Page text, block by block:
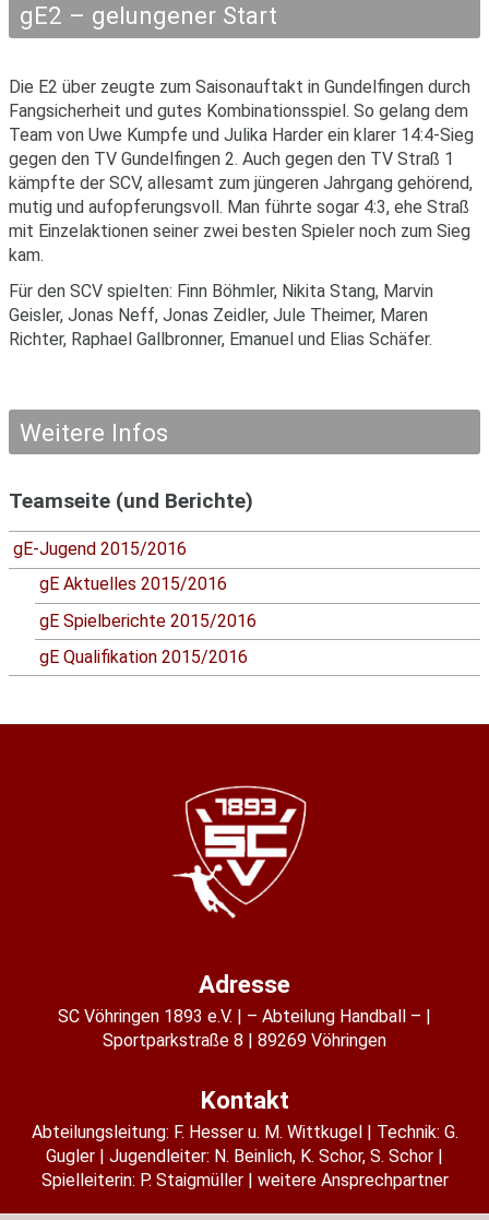
gE2 – gelungener Start
Die E2 über zeugte zum Saisonauftakt in Gundelfingen durch
Fangsicherheit und gutes Kombinationsspiel. So gelang dem
Team von Uwe Kumpfe und Julika Harder ein klarer 14:4-Sieg
gegen den TV Gundelfingen 2. Auch gegen den TV Straß 1
kämpfte der SCV, allesamt zum jüngeren Jahrgang gehörend,
mutig und aufopferungsvoll. Man führte sogar 4:3, ehe Straß
mit Einzelaktionen seiner zwei besten Spieler noch zum Sieg
kam.
Für den SCV spielten: Finn Böhmler, Nikita Stang, Marvin
Geisler, Jonas Neff, Jonas Zeidler, Jule Theimer, Maren
Richter, Raphael Gallbronner, Emanuel und Elias Schäfer.
Weitere Infos
Teamseite (und Berichte)
gE-Jugend 2015/2016
gE Aktuelles 2015/2016
gE Spielberichte 2015/2016
gE Qualifikation 2015/2016
Adresse
SC Vöhringen 1893 e.V.
– Abteilung Handball –
Sportparkstraße 8
89269 Vöhringen
Kontakt
Abteilungsleitung: F. Hesser u. M. Wittkugel
Technik: G.
Gugler
Jugendleiter: N. Beinlich, K. Schor, S. Schor
Spielleiterin: P. Staigmüller weitere Ansprechpartner